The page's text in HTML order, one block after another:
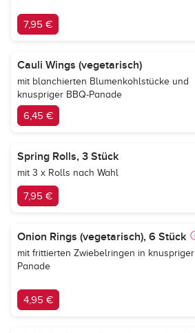
7,95 €
Cauli Wings (vegetarisch)
mit blanchierten Blumenkohlstücke und
knuspriger BBQ-Panade
6,45 €
Spring Rolls, 3 Stück
mit 3 x Rolls nach Wahl
7,95 €
Onion Rings (vegetarisch), 6 Stück
mit frittierten Zwiebelringen in knuspriger
Panade
4,95 €